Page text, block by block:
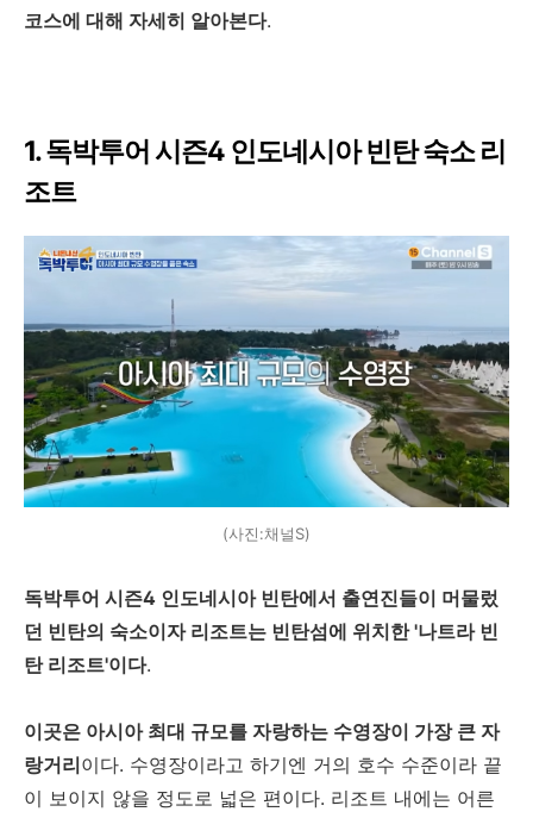
코스에 대해 자세히 알아본다.
1. 독박투어 시즌4 인도네시아 빈탄 숙소 리
조트
(사진:채널S)
독박투어 시즌4 인도네시아 빈탄에서 출연진들이 머물렀
던 빈탄의 숙소이자 리조트는 빈탄섬에 위치한 '나트라 빈
탄 리조트'이다.
이곳은 아시아 최대 규모를 자랑하는 수영장이 가장 큰 자
랑거리이다. 수영장이라고 하기엔 거의 호수 수준이라 끝
이 보이지 않을 정도로 넓은 편이다. 리조트 내에는 어른